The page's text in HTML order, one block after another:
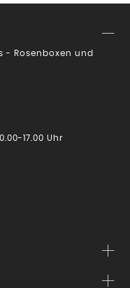
- Rosenboxen und
17.00 Uhr